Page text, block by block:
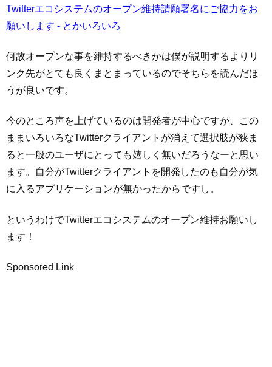
Twitterエコシステムのオープン維持請願署名にご協力をお
願いします - とかいろいろ
何故オープンな事を維持するべきかは僕が説明するよりリ
ンク先がとても良くまとまっているのでそちらを読んだほ
うが良いです。
今のところ声を上げているのは開発者が中心ですが、この
ままいろいろなTwitterクライアントが消えて選択肢が狭ま
ると一般のユーザにとっても嬉しく無いだろうなーと思い
ます。自分がTwitterクライアントを開発したのも自分が気
に入るアプリケーションが無かったからですし。
というわけでTwitterエコシステムのオープン維持お願いし
ます！
Sponsored Link